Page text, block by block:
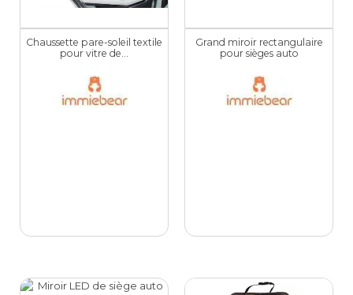
Chaussette pare-soleil textile
pour vitre de...
Grand miroir rectangulaire
pour sièges auto